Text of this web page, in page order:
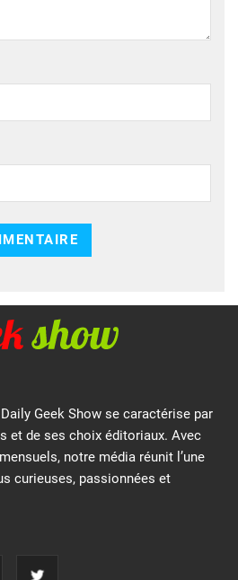
Geek Show se caractérise par
et de ses choix éditoriaux. Avec
notre média réunit l’une
curieuses, passionnées et